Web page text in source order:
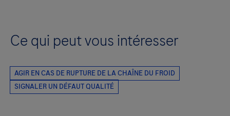
Ce qui peut vous intéresser